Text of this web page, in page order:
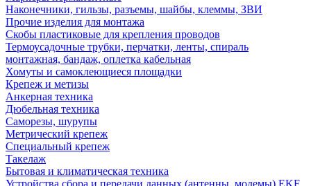
Наконечники, гильзы, разъемы, шайбы, клеммы, ЗВИ
Прочие изделия для монтажа
Скобы пластиковые для крепления проводов
Термоусадочные трубки, перчатки, ленты, спираль
монтажная, бандаж, оплетка кабельная
Хомуты и самоклеющиеся площадки
Крепеж и метизы
Анкерная техника
Дюбельная техника
Саморезы, шурупы
Метрический крепеж
Специальный крепеж
Такелаж
Бытовая и климатическая техника
Устройства сбора и передачи данных (антенны, модемы) EKF